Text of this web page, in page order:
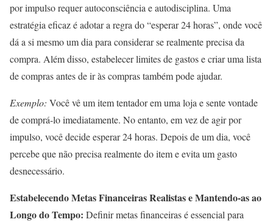
por impulso requer autoconsciência e autodisciplina. Uma
estratégia eficaz é adotar a regra do “esperar 24 horas”, onde você
dá a si mesmo um dia para considerar se realmente precisa da
compra. Além disso, estabelecer limites de gastos e criar uma lista
de compras antes de ir às compras também pode ajudar.
Exemplo: Você vê um item tentador em uma loja e sente vontade
de comprá-lo imediatamente. No entanto, em vez de agir por
impulso, você decide esperar 24 horas. Depois de um dia, você
percebe que não precisa realmente do item e evita um gasto
desnecessário.
Estabelecendo Metas Financeiras Realistas e Mantendo-as ao
Longo do Tempo: Definir metas financeiras é essencial para